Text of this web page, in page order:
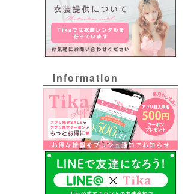
Information